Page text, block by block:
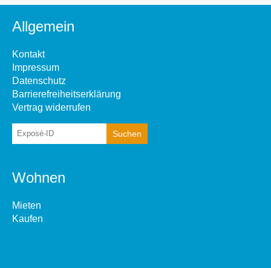
Allgemein
Kontakt
Impressum
Datenschutz
Barrierefreiheitserklärung
Vertrag widerrufen
Wohnen
Mieten
Kaufen